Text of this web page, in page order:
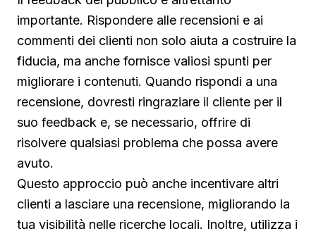
importante. Rispondere alle recensioni e ai
commenti dei clienti non solo aiuta a costruire la
fiducia, ma anche fornisce valiosi spunti per
migliorare i contenuti. Quando rispondi a una
recensione, dovresti ringraziare il cliente per il
suo feedback e, se necessario, offrire di
risolvere qualsiasi problema che possa avere
avuto.
Questo approccio può anche incentivare altri
clienti a lasciare una recensione, migliorando la
tua visibilità nelle ricerche locali. Inoltre, utilizza i